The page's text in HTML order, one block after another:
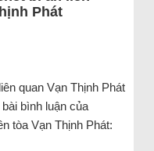
Phát
quan Vạn Thịnh Phát
bình luận của
tòa Vạn Thịnh Phát: